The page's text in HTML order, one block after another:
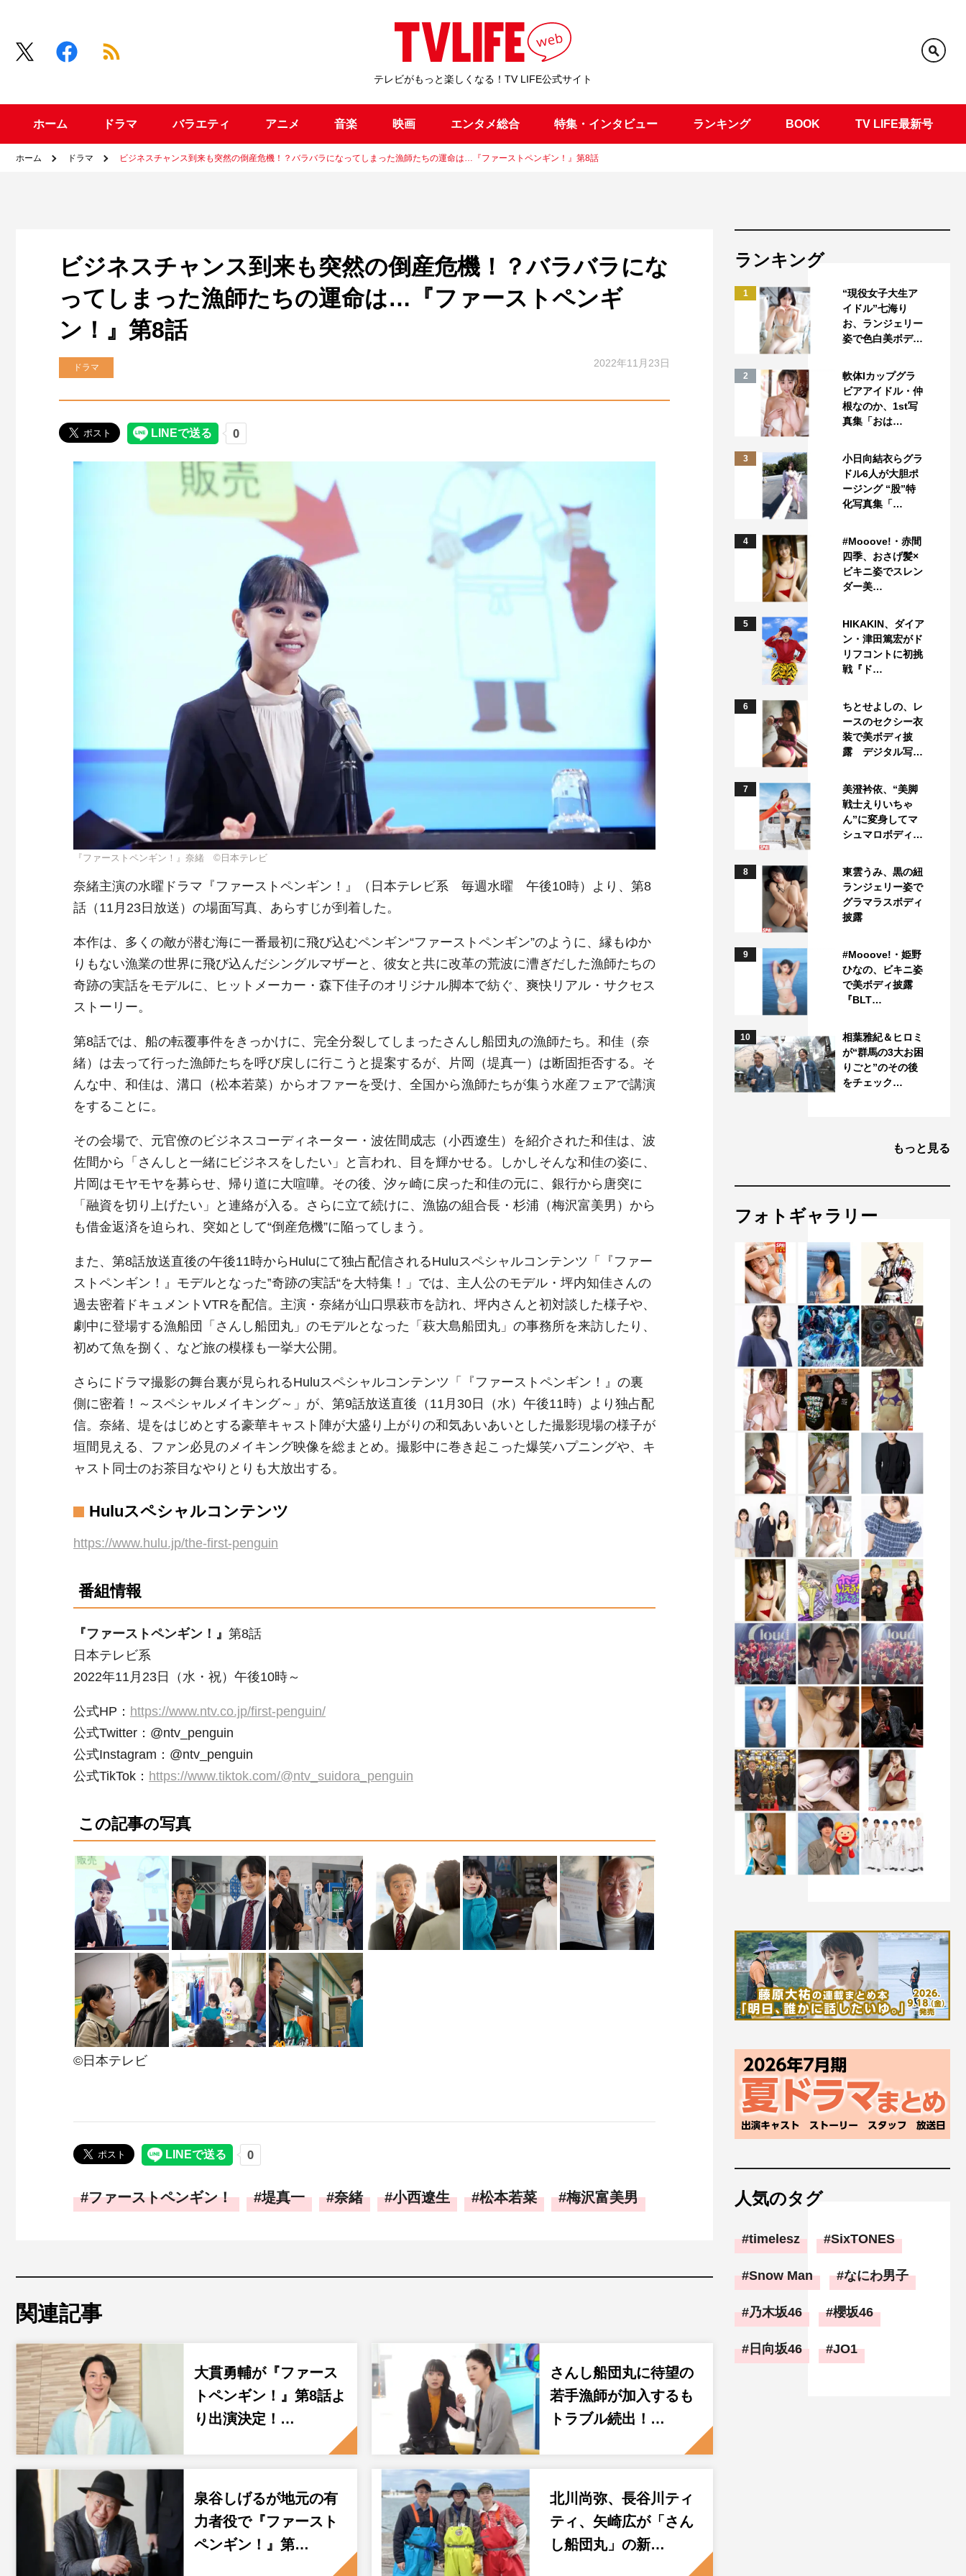
テレビがもっと楽しくなる！TV LIFE公式サイト
ホーム ドラマ バラエティ アニメ 音楽 映画 エンタメ総合 特集・インタビュー ランキング BOOK TV LIFE最新号
ホーム ドラマ ビジネスチャンス到来も突然の倒産危機！？バラバラになってしまった漁師たちの運命は…『ファーストペンギン！』第8話
ビジネスチャンス到来も突然の倒産危機！？バラバラにな
ってしまった漁師たちの運命は…『ファーストペンギ
ン！』第8話
ドラマ 2022年11月23日
『ファーストペンギン！』奈緒 ©日本テレビ
奈緒主演の水曜ドラマ『ファーストペンギン！』（日本テレビ系 毎週水曜 午後10時）より、第8
話（11月23日放送）の場面写真、あらすじが到着した。
本作は、多くの敵が潜む海に一番最初に飛び込むペンギン“ファーストペンギン”のように、縁もゆか
りもない漁業の世界に飛び込んだシングルマザーと、彼女と共に改革の荒波に漕ぎだした漁師たちの
奇跡の実話をモデルに、ヒットメーカー・森下佳子のオリジナル脚本で紡ぐ、爽快リアル・サクセス
ストーリー。
第8話では、船の転覆事件をきっかけに、完全分裂してしまったさんし船団丸の漁師たち。和佳（奈
緒）は去って行った漁師たちを呼び戻しに行こうと提案するが、片岡（堤真一）は断固拒否する。そ
んな中、和佳は、溝口（松本若菜）からオファーを受け、全国から漁師たちが集う水産フェアで講演
をすることに。
その会場で、元官僚のビジネスコーディネーター・波佐間成志（小西遼生）を紹介された和佳は、波
佐間から「さんしと一緒にビジネスをしたい」と言われ、目を輝かせる。しかしそんな和佳の姿に、
片岡はモヤモヤを募らせ、帰り道に大喧嘩。その後、汐ヶ崎に戻った和佳の元に、銀行から唐突に
「融資を切り上げたい」と連絡が入る。さらに立て続けに、漁協の組合長・杉浦（梅沢富美男）から
も借金返済を迫られ、突如として“倒産危機”に陥ってしまう。
また、第8話放送直後の午後11時からHuluにて独占配信されるHuluスペシャルコンテンツ「『ファー
ストペンギン！』モデルとなった‟奇跡の実話“を大特集！」では、主人公のモデル・坪内知佳さんの
過去密着ドキュメントVTRを配信。主演・奈緒が山口県萩市を訪れ、坪内さんと初対談した様子や、
劇中に登場する漁船団「さんし船団丸」のモデルとなった「萩大島船団丸」の事務所を来訪したり、
初めて魚を捌く、など旅の模様も一挙大公開。
さらにドラマ撮影の舞台裏が見られるHuluスペシャルコンテンツ「『ファーストペンギン！』の裏
側に密着！～スペシャルメイキング～」が、第9話放送直後（11月30日（水）午後11時）より独占配
信。奈緒、堤をはじめとする豪華キャスト陣が大盛り上がりの和気あいあいとした撮影現場の様子が
垣間見える、ファン必見のメイキング映像を総まとめ。撮影中に巻き起こった爆笑ハプニングや、キ
ャスト同士のお茶目なやりとりも大放出する。
Huluスペシャルコンテンツ
https://www.hulu.jp/the-first-penguin
番組情報
『ファーストペンギン！』 第8話
日本テレビ系
2022年11月23日（水・祝）午後10時～
公式HP： https://www.ntv.co.jp/first-penguin/
公式Twitter：@ntv_penguin
公式Instagram：@ntv_penguin
公式TikTok： https://www.tiktok.com/@ntv_suidora_penguin
この記事の写真
©日本テレビ
ファーストペンギン！ 堤真一 奈緒 小西遼生 松本若菜 梅沢富美男
関連記事
大貫勇輔が『ファース
トペンギン！』第8話よ
り出演決定！…
さんし船団丸に待望の
若手漁師が加入するも
トラブル続出！…
泉谷しげるが地元の有
力者役で『ファースト
ペンギン！』第…
北川尚弥、長谷川ティ
ティ、矢崎広が「さん
し船団丸」の新…
ランキング
1
“現役女子大生ア
イドル”七海り
お、ランジェリー
姿で色白美ボデ…
2
軟体Iカップグラ
ビアアイドル・仲
根なのか、1st写
真集「おは…
3
小日向結衣らグラ
ドル6人が大胆ポ
ージング “股”特
化写真集「…
4
#Mooove!・赤間
四季、おさげ髪×
ビキニ姿でスレン
ダー美…
5
HIKAKIN、ダイア
ン・津田篤宏がド
リフコントに初挑
戦『ド…
6
ちとせよしの、レ
ースのセクシー衣
装で美ボディ披
露 デジタル写…
7
美澄衿依、“美脚
戦士えりいちゃ
ん”に変身してマ
シュマロボディ…
8
東雲うみ、黒の紐
ランジェリー姿で
グラマラスボディ
披露
9
#Mooove!・姫野
ひなの、ビキニ姿
で美ボディ披露
『BLT…
10
相葉雅紀＆ヒロミ
が“群馬の3大お困
りごと”のその後
をチェック…
もっと見る
フォトギャラリー
人気のタグ
timelesz SixTONES
Snow Man なにわ男子
乃木坂46 櫻坂46
日向坂46 JO1